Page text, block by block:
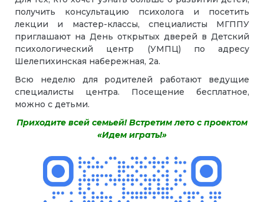
получить консультацию психолога и посетить
лекции и мастер-классы, специалисты МГППУ
приглашают на День открытых дверей в Детский
психологический центр (УМПЦ) по адресу
Шелепихинская набережная, 2а.
Всю неделю для родителей работают ведущие
специалисты центра. Посещение бесплатное,
можно с детьми.
Приходите всей семьей! Встретим лето с проектом
«Идем играть!»